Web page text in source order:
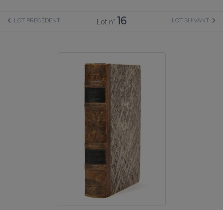
LOT PRÉCÉDENT Lot n° 16 LOT SUIVANT